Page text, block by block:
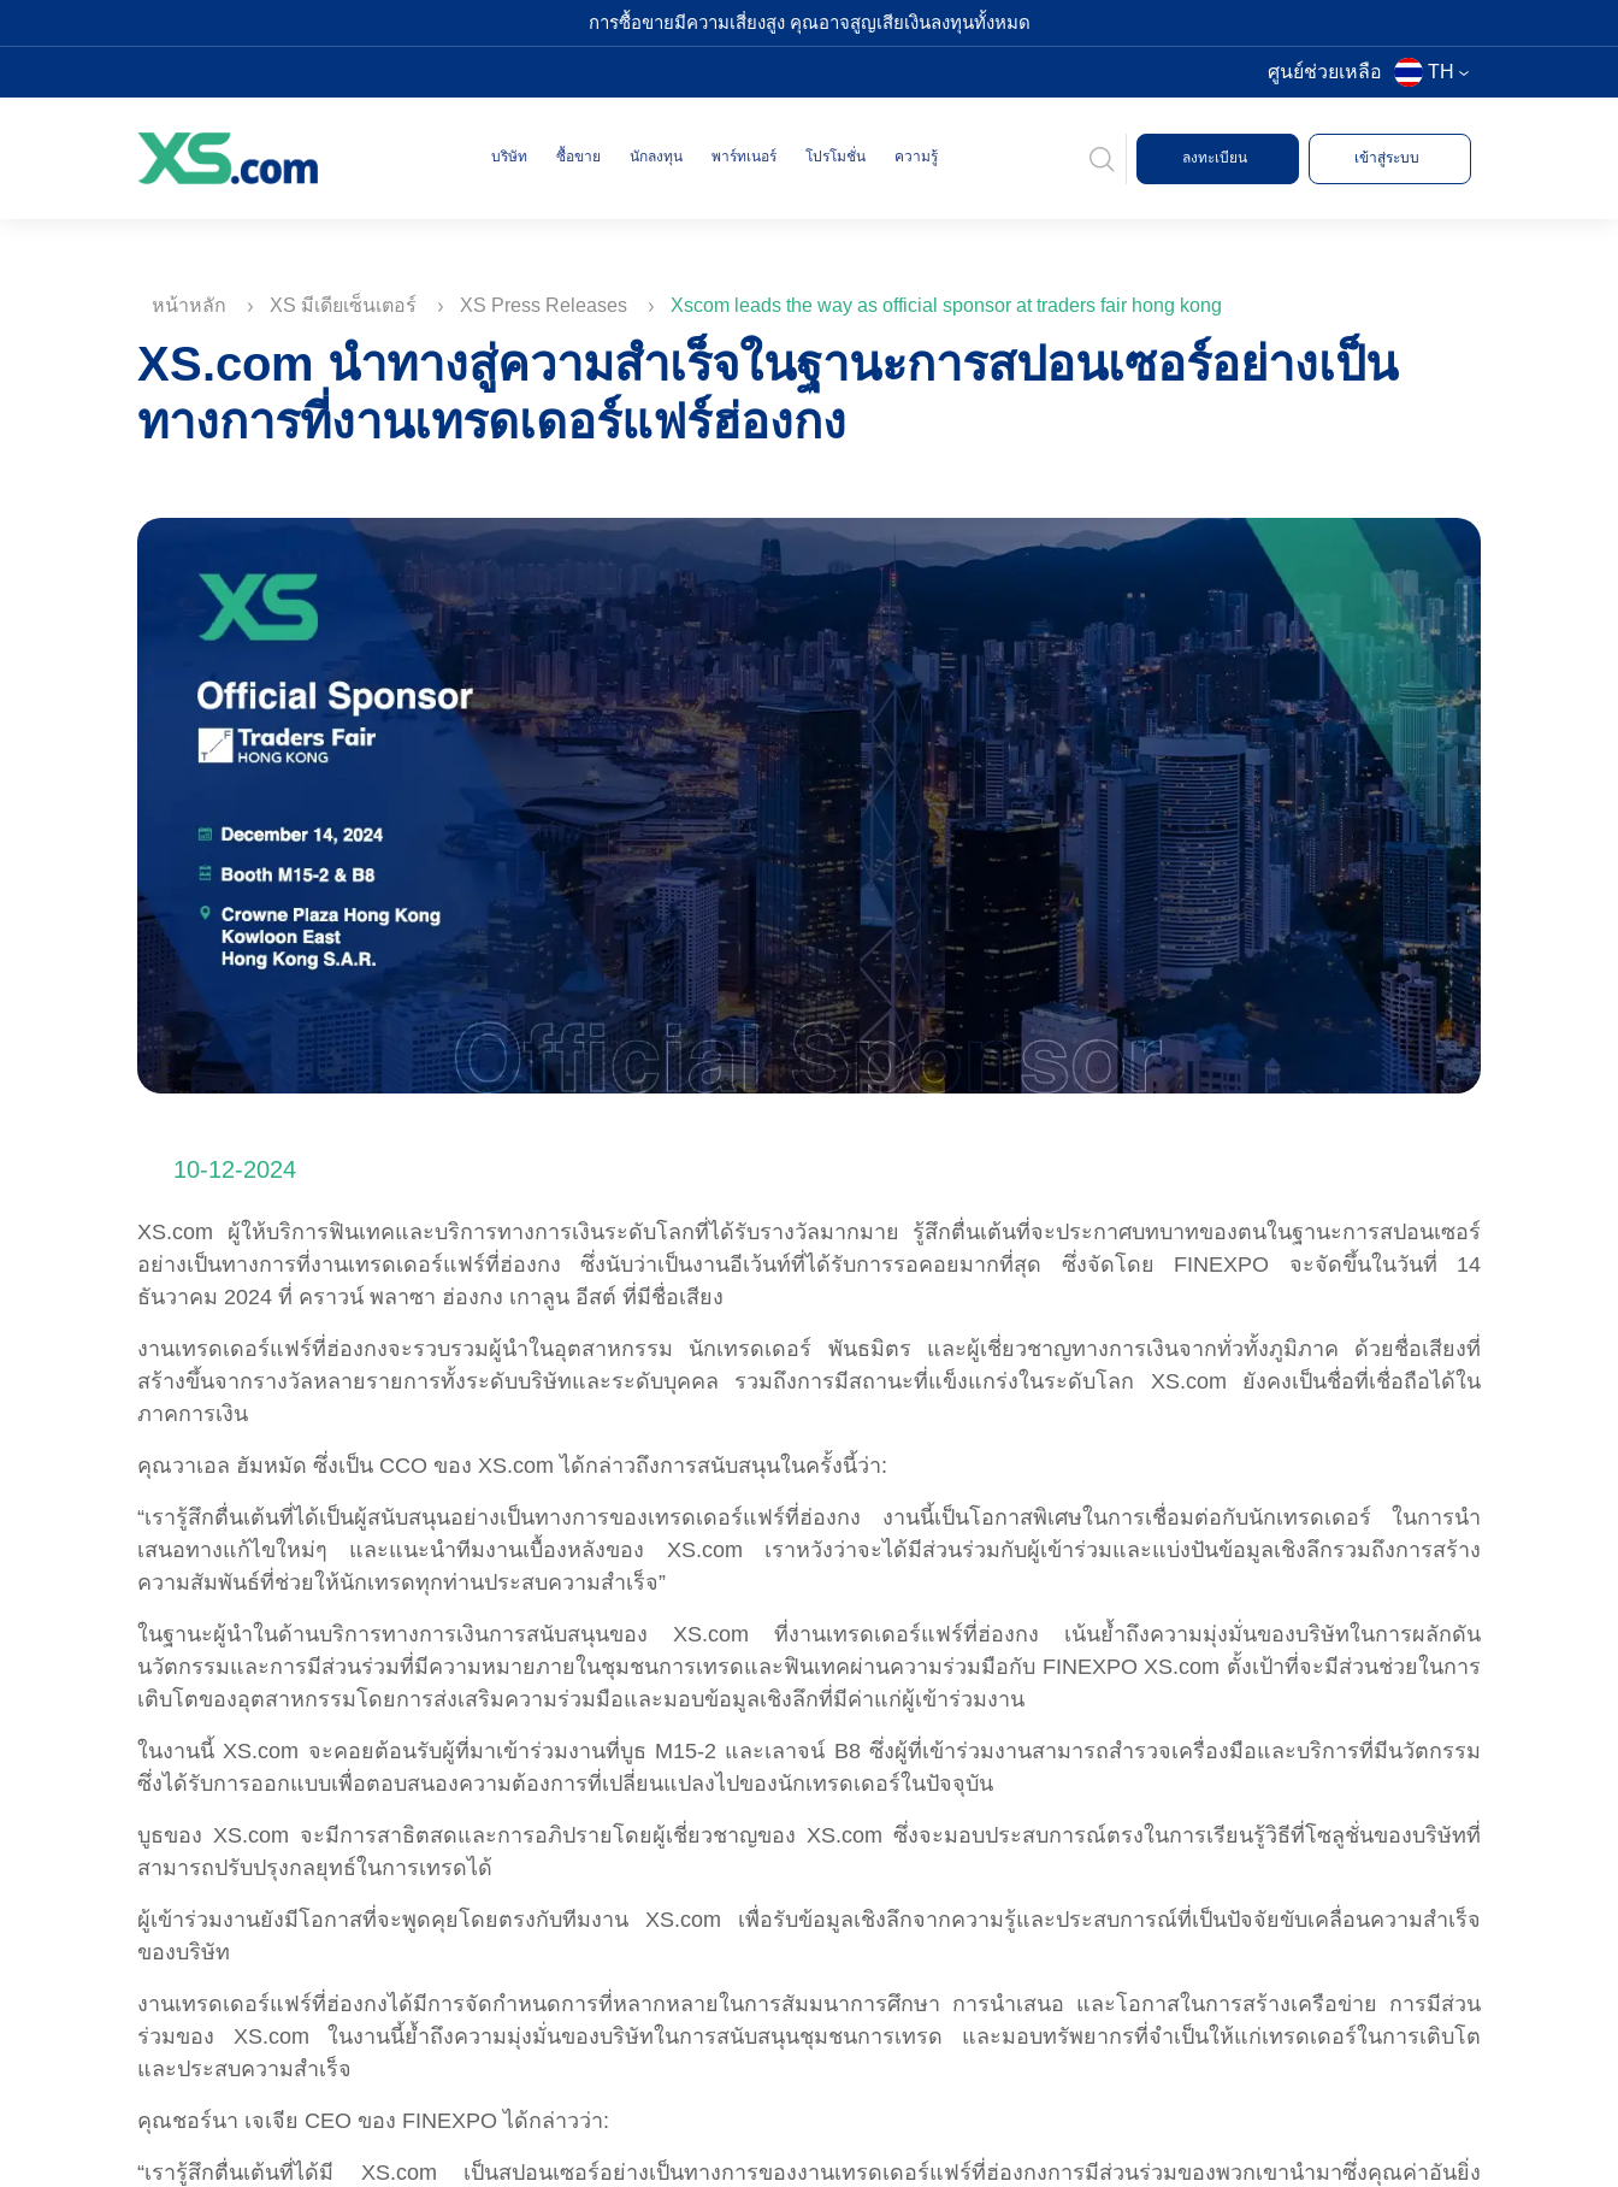
การซื้อขายมีความเสี่ยงสูง คุณอาจสูญเสียเงินลงทุนทั้งหมด
ศูนย์ช่วยเหลือ TH
บริษัท ซื้อขาย นักลงทุน พาร์ทเนอร์ โปรโมชั่น ความรู้ ลงทะเบียน เข้าสู่ระบบ
หน้าหลัก XS มีเดียเซ็นเตอร์ XS Press Releases Xscom leads the way as official sponsor at traders fair hong kong
XS.com นำทางสู่ความสำเร็จในฐานะการสปอนเซอร์อย่างเป็น
ทางการที่งานเทรดเดอร์แฟร์ฮ่องกง
10-12-2024
XS.com ผู้ให้บริการฟินเทคและบริการทางการเงินระดับโลกที่ได้รับรางวัลมากมาย รู้สึกตื่นเต้นที่จะประกาศบทบาทของตนในฐานะการสปอนเซอร์
อย่างเป็นทางการที่งานเทรดเดอร์แฟร์ที่ฮ่องกง ซึ่งนับว่าเป็นงานอีเว้นท์ที่ได้รับการรอคอยมากที่สุด ซึ่งจัดโดย FINEXPO จะจัดขึ้นในวันที่ 14
ธันวาคม 2024 ที่ คราวน์ พลาซา ฮ่องกง เกาลูน อีสต์ ที่มีชื่อเสียง
งานเทรดเดอร์แฟร์ที่ฮ่องกงจะรวบรวมผู้นำในอุตสาหกรรม นักเทรดเดอร์ พันธมิตร และผู้เชี่ยวชาญทางการเงินจากทั่วทั้งภูมิภาค ด้วยชื่อเสียงที่
สร้างขึ้นจากรางวัลหลายรายการทั้งระดับบริษัทและระดับบุคคล รวมถึงการมีสถานะที่แข็งแกร่งในระดับโลก XS.com ยังคงเป็นชื่อที่เชื่อถือได้ใน
ภาคการเงิน
คุณวาเอล ฮัมหมัด ซึ่งเป็น CCO ของ XS.com ได้กล่าวถึงการสนับสนุนในครั้งนี้ว่า:
“เรารู้สึกตื่นเต้นที่ได้เป็นผู้สนับสนุนอย่างเป็นทางการของเทรดเดอร์แฟร์ที่ฮ่องกง งานนี้เป็นโอกาสพิเศษในการเชื่อมต่อกับนักเทรดเดอร์ ในการนำ
เสนอทางแก้ไขใหม่ๆ และแนะนำทีมงานเบื้องหลังของ XS.com เราหวังว่าจะได้มีส่วนร่วมกับผู้เข้าร่วมและแบ่งปันข้อมูลเชิงลึกรวมถึงการสร้าง
ความสัมพันธ์ที่ช่วยให้นักเทรดทุกท่านประสบความสำเร็จ”
ในฐานะผู้นำในด้านบริการทางการเงินการสนับสนุนของ XS.com ที่งานเทรดเดอร์แฟร์ที่ฮ่องกง เน้นย้ำถึงความมุ่งมั่นของบริษัทในการผลักดัน
นวัตกรรมและการมีส่วนร่วมที่มีความหมายภายในชุมชนการเทรดและฟินเทคผ่านความร่วมมือกับ FINEXPO XS.com ตั้งเป้าที่จะมีส่วนช่วยในการ
เติบโตของอุตสาหกรรมโดยการส่งเสริมความร่วมมือและมอบข้อมูลเชิงลึกที่มีค่าแก่ผู้เข้าร่วมงาน
ในงานนี้ XS.com จะคอยต้อนรับผู้ที่มาเข้าร่วมงานที่บูธ M15-2 และเลาจน์ B8 ซึ่งผู้ที่เข้าร่วมงานสามารถสำรวจเครื่องมือและบริการที่มีนวัตกรรม
ซึ่งได้รับการออกแบบเพื่อตอบสนองความต้องการที่เปลี่ยนแปลงไปของนักเทรดเดอร์ในปัจจุบัน
บูธของ XS.com จะมีการสาธิตสดและการอภิปรายโดยผู้เชี่ยวชาญของ XS.com ซึ่งจะมอบประสบการณ์ตรงในการเรียนรู้วิธีที่โซลูชั่นของบริษัทที่
สามารถปรับปรุงกลยุทธ์ในการเทรดได้
ผู้เข้าร่วมงานยังมีโอกาสที่จะพูดคุยโดยตรงกับทีมงาน XS.com เพื่อรับข้อมูลเชิงลึกจากความรู้และประสบการณ์ที่เป็นปัจจัยขับเคลื่อนความสำเร็จ
ของบริษัท
งานเทรดเดอร์แฟร์ที่ฮ่องกงได้มีการจัดกำหนดการที่หลากหลายในการสัมมนาการศึกษา การนำเสนอ และโอกาสในการสร้างเครือข่าย การมีส่วน
ร่วมของ XS.com ในงานนี้ย้ำถึงความมุ่งมั่นของบริษัทในการสนับสนุนชุมชนการเทรด และมอบทรัพยากรที่จำเป็นให้แก่เทรดเดอร์ในการเติบโต
และประสบความสำเร็จ
คุณชอร์นา เจเจีย CEO ของ FINEXPO ได้กล่าวว่า:
“เรารู้สึกตื่นเต้นที่ได้มี XS.com เป็นสปอนเซอร์อย่างเป็นทางการของงานเทรดเดอร์แฟร์ที่ฮ่องกงการมีส่วนร่วมของพวกเขานำมาซึ่งคุณค่าอันยิ่ง